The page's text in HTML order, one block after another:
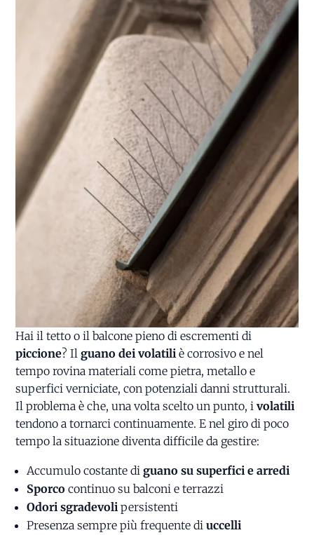
Hai il tetto o il balcone pieno di escrementi di
piccione? Ilguano dei volatili è corrosivo e nel
tempo rovina materiali come pietra, metallo e
superfici verniciate, con potenziali danni strutturali.
Il problema è che, una volta scelto un punto, ivolatili
tendono a tornarci continuamente. E nel giro di poco
tempo la situazione diventa difficile da gestire:
Accumulo costante diguano su superfici e arredi
Sporcocontinuo su balconi e terrazzi
Odori sgradevoli persistenti
Presenza sempre più frequente diuccelli